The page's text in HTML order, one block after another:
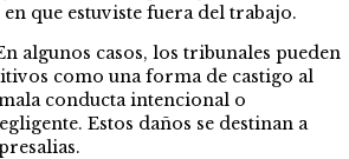
que estuviste fuera del trabajo.
algunos casos, los tribunales pueden
como una forma de castigo al
conducta intencional o
Estos daños se destinan a